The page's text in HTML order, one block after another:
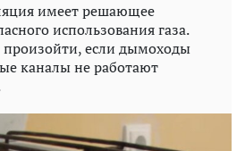
имеет решающее
использования газа.
если дымоходы
каналы не работают